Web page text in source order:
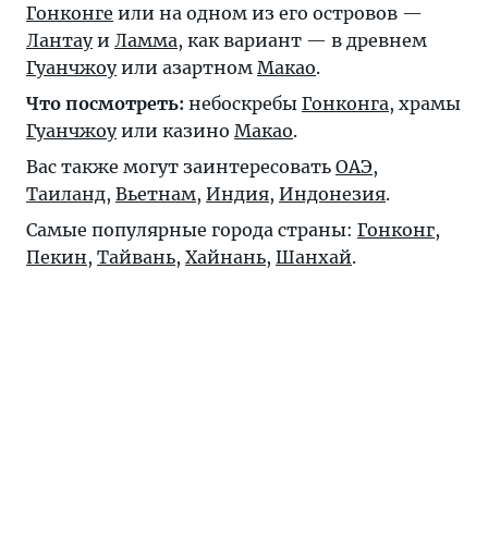
Гонконге или на одном из его островов —
Лантауи Ламма, как вариант — в древнем
Гуанчжоуили азартном Макао.
Что посмотреть: небоскребы Гонконга, храмы
Гуанчжоуили казино Макао.
Вас также могут заинтересовать ОАЭ,
Таиланд, Вьетнам, Индия, Индонезия.
Самые популярные города страны: Гонконг,
Пекин, Тайвань, Хайнань, Шанхай.